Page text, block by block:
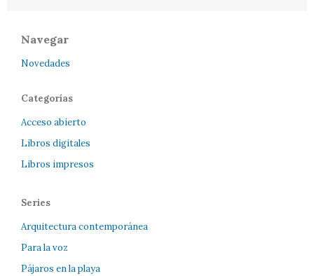
Navegar
Novedades
Categorías
Acceso abierto
Libros digitales
Libros impresos
Series
Arquitectura contemporánea
Para la voz
Pájaros en la playa